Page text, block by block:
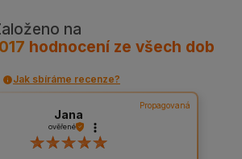
na
hodnocení ze všech dob
Jak sbíráme recenze?
Propagovaná
Jana
ověřené